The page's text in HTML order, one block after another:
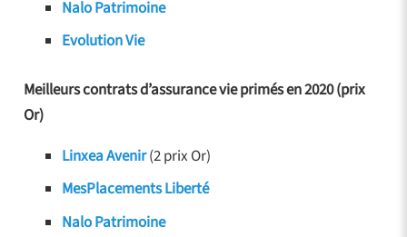
Nalo Patrimoine
Evolution Vie
Meilleurs contrats d’assurance vie primés en 2020 (prix
Or)
Linxea Avenir(2 prix Or)
MesPlacements Liberté
Nalo Patrimoine